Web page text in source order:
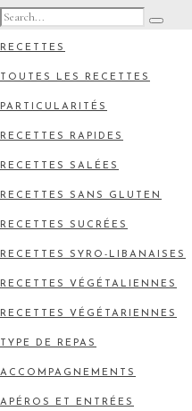
RECETTES
TOUTES LES RECETTES
PARTICULARITÉS
RECETTES RAPIDES
RECETTES SALÉES
RECETTES SANS GLUTEN
RECETTES SUCRÉES
RECETTES SYRO-LIBANAISES
RECETTES VÉGÉTALIENNES
RECETTES VÉGÉTARIENNES
TYPE DE REPAS
ACCOMPAGNEMENTS
APÉROS ET ENTRÉES